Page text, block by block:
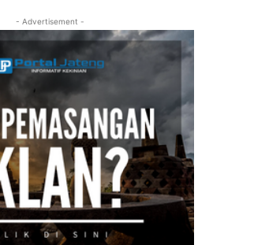
- Advertisement -